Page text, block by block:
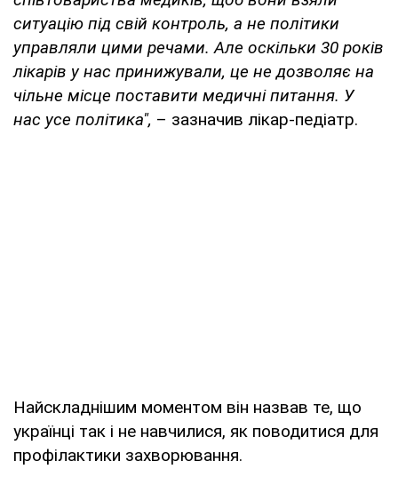
ситуацію під свій контроль, а не політики
управляли цими речами. Але оскільки 30 років
лікарів у нас принижували, це не дозволяє на
чільне місце поставити медичні питання. У
нас усе політика", – зазначив лікар-педіатр.
Найскладнішим моментом він назвав те, що
українці так і не навчилися, як поводитися для
профілактики захворювання.